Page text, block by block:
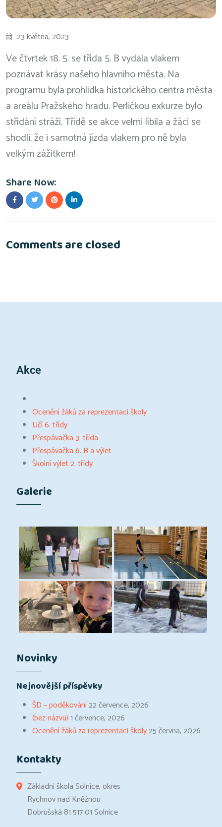
23 května, 2023
Ve čtvrtek 18. 5. se třída 5. B vydala vlakem
poznávat krásy našeho hlavního města. Na
programu byla prohlídka historického centra města
a areálu Pražského hradu. Perličkou exkurze bylo
střídání stráží. Třídě se akce velmi líbila a žáci se
shodli, že i samotná jízda vlakem pro ně byla
velkým zážitkem!
Share Now:
Comments are closed
Akce
Ocenění žáků za reprezentaci školy
Učí 6. třídy
Přespávačka 3. třída
Přespávačka 6. B a výlet
Školní výlet 2. třídy
Galerie
Novinky
Nejnovější příspěvky
ŠD – poděkování22 července, 2026
(bez názvu)1 července, 2026
Ocenění žáků za reprezentaci školy25 června, 2026
Kontakty
Základní škola Solnice, okres
Rychnov nad Kněžnou
Dobrušská 81 517 01 Solnice